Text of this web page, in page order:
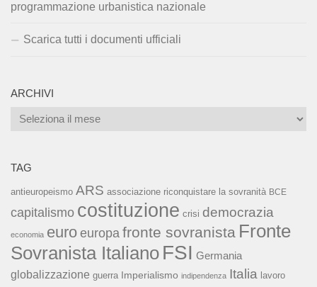
programmazione urbanistica nazionale
Scarica tutti i documenti ufficiali
ARCHIVI
Archivi
TAG
antieuropeismo ARS associazione riconquistare la sovranità BCE
capitalismo costituzione crisi democrazia
economia euro europa fronte sovranista Fronte
Sovranista Italiano FSI Germania
globalizzazione guerra Imperialismo indipendenza Italia lavoro